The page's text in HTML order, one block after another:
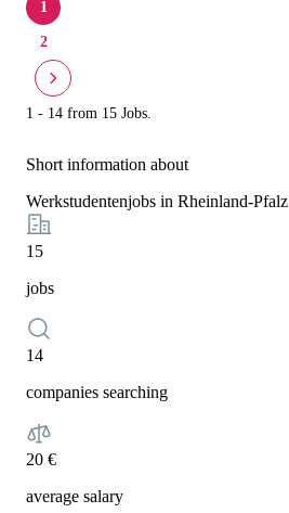
1
2
1 - 14 from 15 Jobs.
Short information about
Werkstudentenjobs in Rheinland-Pfalz
15
jobs
14
companies searching
20 €
average salary